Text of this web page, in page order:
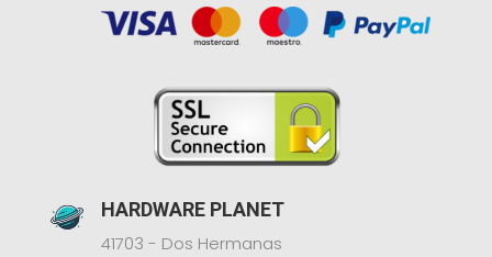
HARDWARE PLANET
41703 - Dos Hermanas